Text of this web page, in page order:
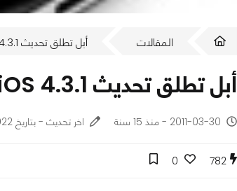
المقالات أبل تطلق تحديث iOS 4.3.1 لحل بعض المشاكل
أبل تطلق تحديث iOS 4.3.1 لحل بعض المشاكل
2011-03-30 - منذ 15 سنة اخر تحديث - بتاريخ 2022-02-08
782
0